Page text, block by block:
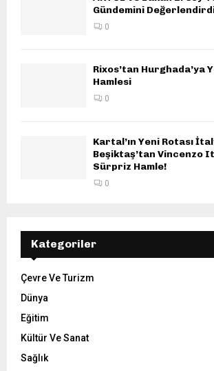
Gündemini
0
Rixos’tan Hurghada’ya
Hamlesi
0
Kartal’ın Yeni Rotası
Beşiktaş’tan Vincenzo
Sürpriz Hamle!
0
Kategoriler
Çevre Ve Turizm
Dünya
Eğitim
Kültür Ve Sanat
Sağlık